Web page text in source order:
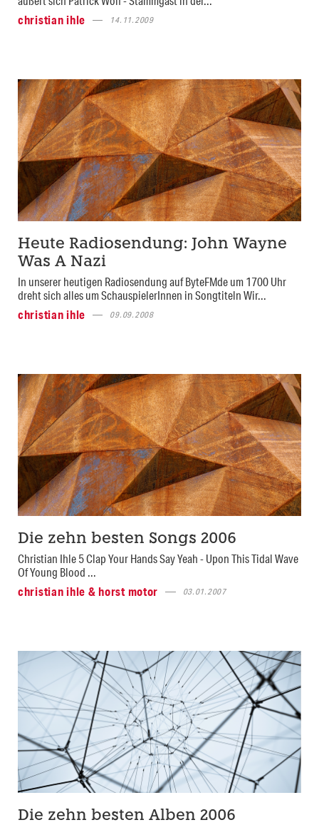
christian ihle
14.11.2009
Heute Radiosendung: John Wayne
Was A Nazi
In unserer heutigen Radiosendung auf ByteFMde um 1700 Uhr
dreht sich alles um SchauspielerInnen in Songtiteln Wir...
christian ihle
09.09.2008
Die zehn besten Songs 2006
Christian Ihle 5 Clap Your Hands Say Yeah - Upon This Tidal Wave
Of Young Blood ...
christian ihle & horst motor
03.01.2007
Die zehn besten Alben 2006